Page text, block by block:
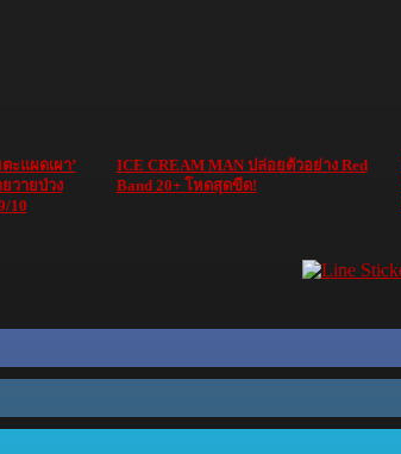
ะแผดเผา’
วายป่วง
10
ICE CREAM MAN ปล่อยตัวอย่าง Red
Band 20+ โหดสุดขีด!